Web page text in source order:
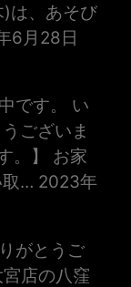
は、あそび
6月28日
です。 い
ございま
。】 お家
取… 2023年
がとうご
宮店の八窪